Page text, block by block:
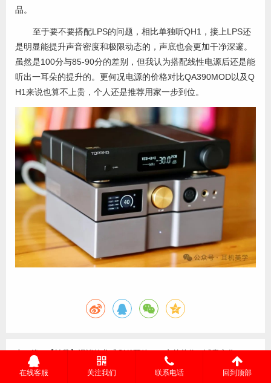
品。
至于要不要搭配LPS的问题，相比单独听QH1，接上LPS还
是明显能提升声音密度和极限动态的，声底也会更加干净深邃。
虽然是100分与85-90分的差别，但我认为搭配线性电源后还是能
听出一耳朵的提升的。更何况电源的价格对比QA390MOD以及Q
H1来说也算不上贵，个人还是推荐用家一步到位。
上一篇：
下一篇：
【转载】私房choice|真水无香——乾龙盛新耳放QH1声音评
在线客服 关注我们 联系电话 回到顶部